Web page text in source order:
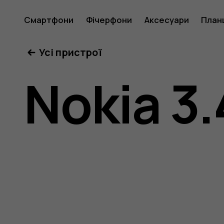
Nokia
Смартфони Фічерфони Аксесуари
Усі пристрої
Nokia